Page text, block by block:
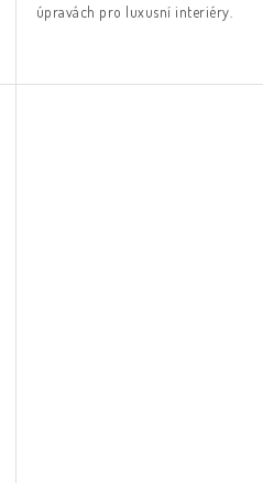
úpravách pro luxusní interiéry.